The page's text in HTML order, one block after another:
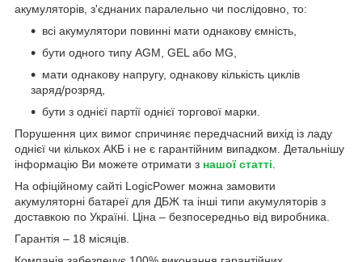
акумуляторів, з'єднаних паралельно чи послідовно, то:
всі акумулятори повинні мати однакову ємність,
бути одного типу AGM, GEL або MG,
мати однакову напругу, однакову кількість циклів
заряд/розряд,
бути з однієї партії однієї торгової марки.
Порушення цих вимог спричиняє передчасний вихід із ладу
однієї чи кількох АКБ і не є гарантійним випадком. Детальнішу
інформацію Ви можете отримати з нашої статті
На офіційному сайті LogicPower можна замовити
акумуляторні батареї для ДБЖ та інші типи акумуляторів з
доставкою по Україні. Ціна – безпосередньо від виробника.
Гарантія – 18 місяців.